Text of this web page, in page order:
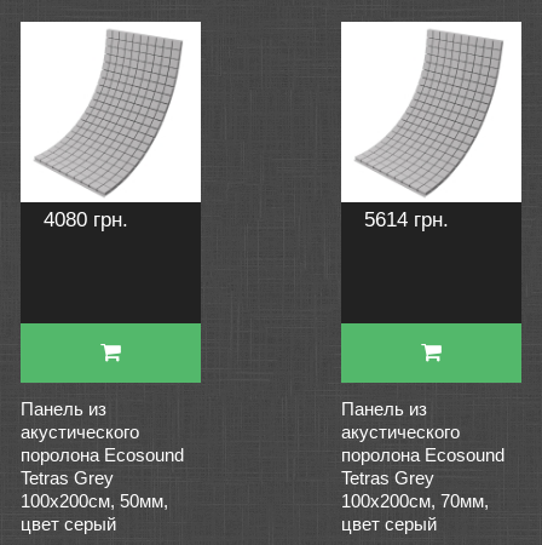
4080 грн.
Панель из
акустического
поролона Ecosound
Tetras Grey
100x200см, 50мм,
цвет серый
5614 грн.
Панель из
акустического
поролона Ecosound
Tetras Grey
100x200см, 70мм,
цвет серый